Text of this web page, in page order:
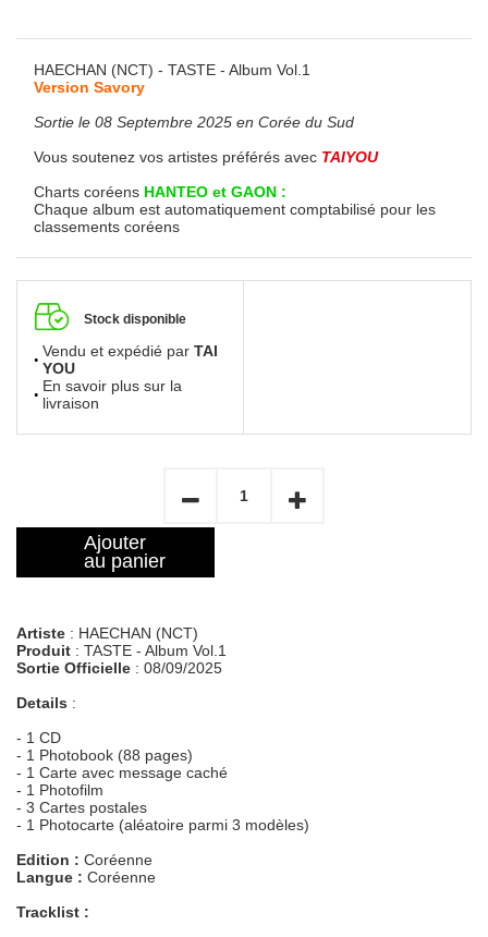
HAECHAN (NCT) - TASTE - Album Vol.1
Version Savory
Sortie le 08 Septembre 2025 en Corée du Sud
Vous soutenez vos artistes préférés avec TAIYOU
Charts coréens HANTEO et GAON :
Chaque album est automatiquement comptabilisé pour les
classements coréens
Stock disponible
Vendu et expédié par TAI
YOU
En savoir plus sur la
livraison
Ajouter
au panier
Artiste : HAECHAN (NCT)
Produit : TASTE - Album Vol.1
Sortie Officielle : 08/09/2025
Details :
- 1 CD
- 1 Photobook (88 pages)
- 1 Carte avec message caché
- 1 Photofilm
- 3 Cartes postales
- 1 Photocarte (aléatoire parmi 3 modèles)
Edition : Coréenne
Langue : Coréenne
Tracklist :